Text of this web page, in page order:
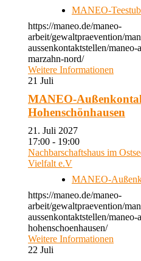
MANEO-
https://maneo.de/maneo-
arbeit/gewaltpraevention/
aussenkontaktstellen/maneo-
marzahn-nord/
Weitere Informationen
21 Juli
MANEO-
Hohenschönhausen
21. Juli 2027
17:00 - 19:00
Nachbarschaftshaus im
Vielfalt e.V
MANEO-
https://maneo.de/maneo-
arbeit/gewaltpraevention/
aussenkontaktstellen/
hohenschoenhausen/
Weitere Informationen
22 Juli